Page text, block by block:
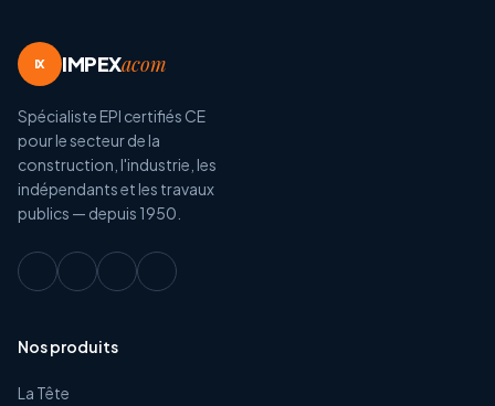
IX IMPEXacom
Spécialiste EPI certifiés CE
pour le secteur de la
construction, l'industrie, les
indépendants et les travaux
publics — depuis 1950.
Nos produits
La Tête